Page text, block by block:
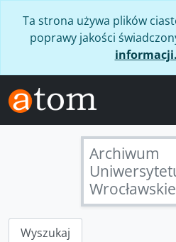
Ta strona używa plików
poprawy jakości
Archiwum
Wyszukaj